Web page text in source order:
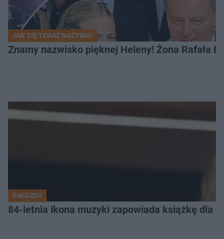
JAK SIĘ TERAZ NAZYWA?
Znamy nazwisko pięknej Heleny! Żona Rafała
GWIAZDY
84-letnia ikona muzyki zapowiada książkę dla